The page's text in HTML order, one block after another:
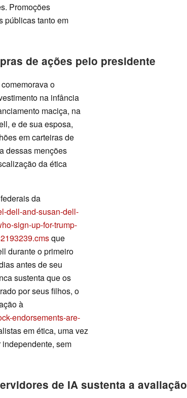
Promoções
públicas tanto em
de ações pelo presidente
o
na infância
maciça, na
e de sua esposa,
em carteiras de
dessas menções
da ética
da
dell-and-susan-dell-
sign-up-for-trump-
que
durante o primeiro
antes de seu
sustenta que os
por seus filhos, o
à
endorsements-are-
em ética, uma vez
sem
de IA sustenta a avaliação